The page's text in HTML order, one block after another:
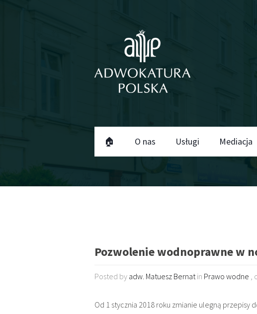
🏠 O nas Usługi Mediacja
Pozwolenie wodnoprawne w
Posted by adw. Matuesz Bernatin Prawo wodne ,
Od 1 stycznia 2018 roku zmianie ulegną